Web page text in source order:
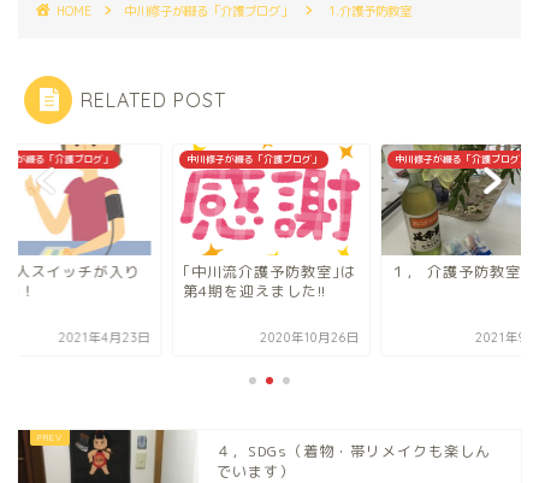
HOME 中川修子が綴る「介護ブログ」 1.介護予防教室
RELATED POST
子が綴る「介護ブログ」
1人スイッチが入り
！
2021年4月23日
中川修子が綴る「介護ブログ」
｢中川流介護予防教室｣は
第4期を迎えました!!
2020年10月26日
中川修子が綴る「介護ブログ」
１， 介護予防教室
2021年9
４，SDGs（着物・帯リメイクも楽しん
でいます）